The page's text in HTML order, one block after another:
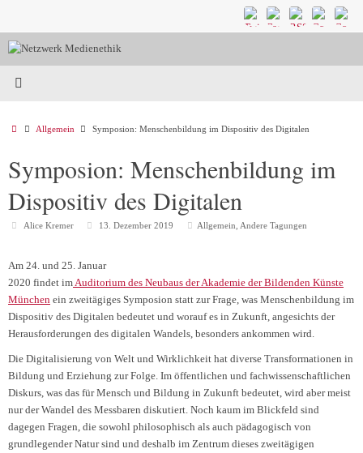
springen
StartAllgemein Symposion: Menschenbildung im Dispositiv des Digitalen
Symposion: Menschenbildung im
Dispositiv des Digitalen
Alice Kremer 13. Dezember 2019 Allgemein Andere Tagungen
Am 24. und 25. Januar
2020 findet imAuditorium des Neubaus der Akademie der Bildenden Künste
München ein zweitägiges Symposion statt zur Frage, was Menschenbildung im
Dispositiv des Digitalen bedeutet und worauf es in Zukunft, angesichts der
Herausforderungen des digitalen Wandels, besonders ankommen wird.
Die Digitalisierung von Welt und Wirklichkeit hat diverse Transformationen in
Bildung und Erziehung zur Folge. Im öffentlichen und fachwissenschaftlichen
Diskurs, was das für Mensch und Bildung in Zukunft bedeutet, wird aber meist
nur der Wandel des Messbaren diskutiert. Noch kaum im Blickfeld sind
dagegen Fragen, die sowohl philosophisch als auch pädagogisch von
grundlegender Natur sind und deshalb im Zentrum dieses zweitägigen